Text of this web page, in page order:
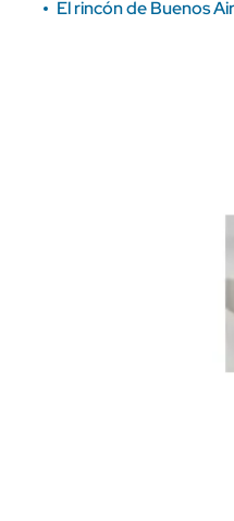
El rincón de Buenos